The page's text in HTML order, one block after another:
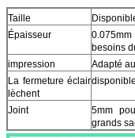
Taille
Épaisseur
besoins
impression
Adapté
La fermeture éclair
lèchent
disponible
Joint
5mm
grands